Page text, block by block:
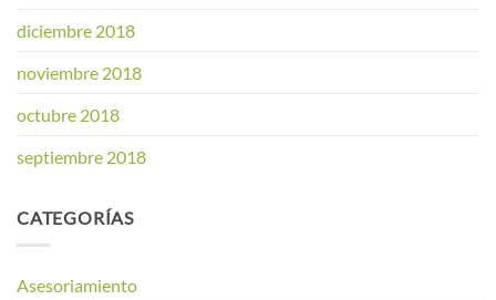
diciembre 2018
noviembre 2018
octubre 2018
septiembre 2018
CATEGORÍAS
Asesoriamiento